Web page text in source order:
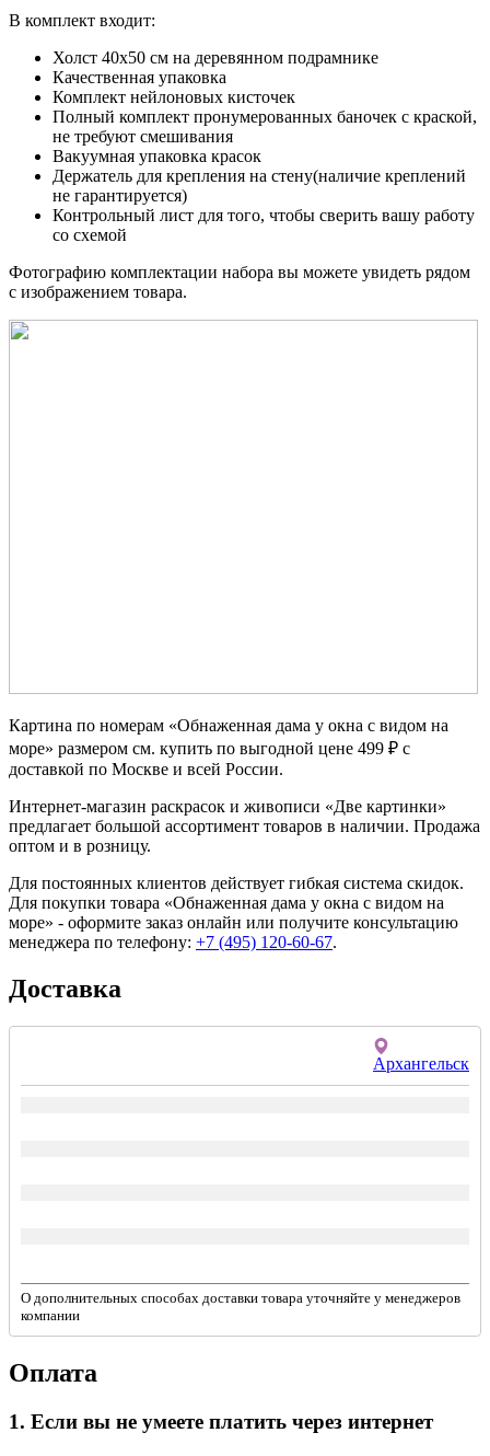
В комплект входит:
Холст 40x50 см на деревянном подрамнике
Качественная упаковка
Комплект нейлоновых кисточек
Полный комплект пронумерованных баночек с краской,
не требуют смешивания
Вакуумная упаковка красок
Держатель для крепления на стену(наличие креплений
не гарантируется)
Контрольный лист для того, чтобы сверить вашу работу
со схемой
Фотографию комплектации набора вы можете увидеть рядом
с изображением товара.
Картина по номерам «Обнаженная дама у окна с видом на
море» размером см. купить по выгодной цене 499 ₽ с
доставкой по Москве и всей России.
Интернет-магазин раскрасок и живописи «Две картинки»
предлагает большой ассортимент товаров в наличии. Продажа
оптом и в розницу.
Для постоянных клиентов действует гибкая система скидок.
Для покупки товара «Обнаженная дама у окна с видом на
море» - оформите заказ онлайн или получите консультацию
менеджера по телефону: +7 (495) 120-60-67.
Доставка
Архангельск
О дополнительных способах доставки товара уточняйте у менеджеров
компании
Оплата
1. Если вы не умеете платить через интернет